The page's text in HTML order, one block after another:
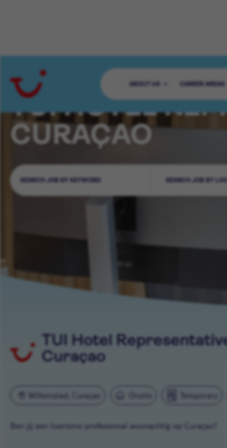
TUI HOTEL
CURAÇAO
TUI Hotel
Curaçao
Willemstad, Curaçao Onsite Temporary
Ben jij een toerisme professional woonachtig op Curaçao?